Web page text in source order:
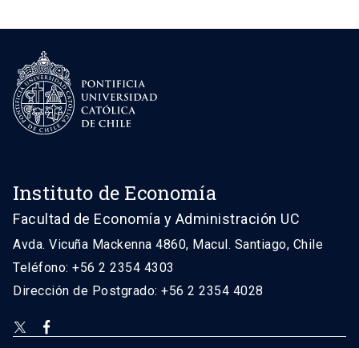
Instituto de Economía
Facultad de Economía y Administración UC
Avda. Vicuña Mackenna 4860, Macul. Santiago, Chile
Teléfono: +56 2 2354 4303
Dirección de Postgrado: +56 2 2354 4028